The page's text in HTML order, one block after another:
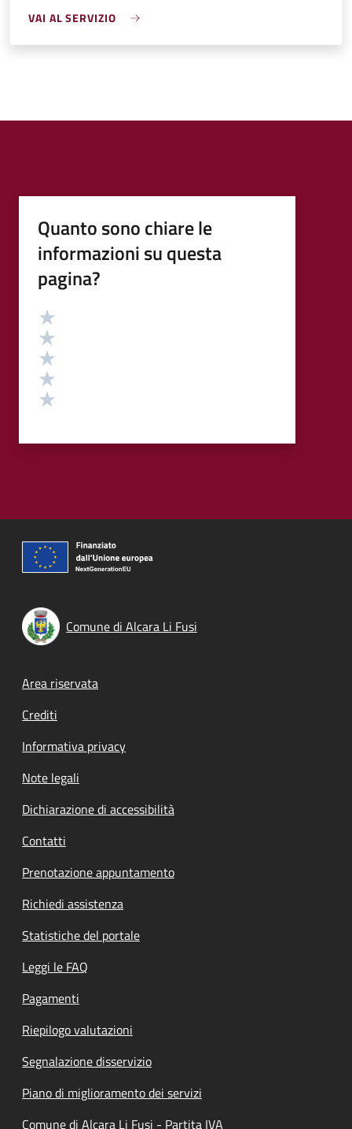
VAI AL SERVIZIO
Quanto sono chiare le
informazioni su questa
pagina?
Valutazione
Comune di Alcara Li Fusi
Footer menu
Area riservata
Crediti
Informativa privacy
Note legali
Dichiarazione di accessibilità
Contatti
Prenotazione appuntamento
Richiedi assistenza
Statistiche del portale
Leggi le FAQ
Pagamenti
Riepilogo valutazioni
Segnalazione disservizio
Piano di miglioramento dei servizi
Comune di Alcara Li Fusi - Partita IVA